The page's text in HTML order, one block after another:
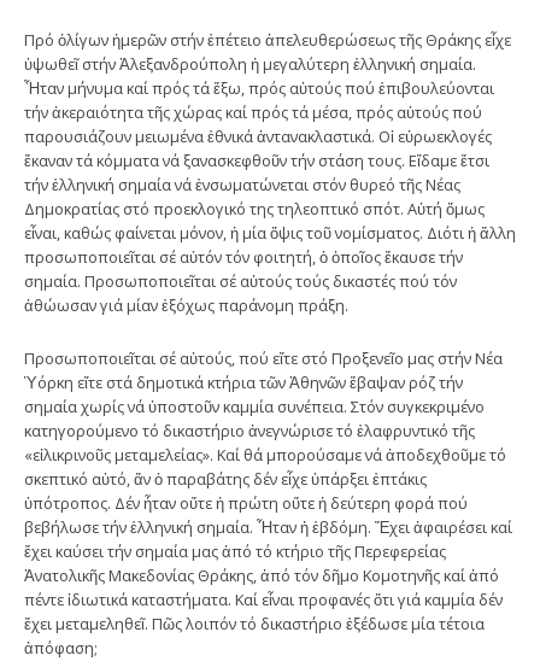
Πρό ὀλίγων ἡμερῶν στήν ἐπέτειο ἀπελευθερώσεως τῆς Θράκης εἶχε
ὑψωθεῖ στήν Ἀλεξανδρούπολη ἡ μεγαλύτερη ἑλληνική σημαία.
Ἦταν μήνυμα καί πρός τά ἔξω, πρός αὐτούς πού ἐπιβουλεύονται
τήν ἀκεραιότητα τῆς χώρας καί πρός τά μέσα, πρός αὐτούς πού
παρουσιάζουν μειωμένα ἐθνικά ἀντανακλαστικά. Οἱ εὐρωεκλογές
ἔκαναν τά κόμματα νά ξανασκεφθοῦν τήν στάση τους. Εἴδαμε ἔτσι
τήν ἑλληνική σημαία νά ἐνσωματώνεται στόν θυρεό τῆς Νέας
Δημοκρατίας στό προεκλογικό της τηλεοπτικό σπότ. Αὐτή ὅμως
εἶναι, καθώς φαίνεται μόνον, ἡ μία ὄψις τοῦ νομίσματος. Διότι ἡ ἄλλη
προσωποποιεῖται σέ αὐτόν τόν φοιτητή, ὁ ὁποῖος ἔκαυσε τήν
σημαία. Προσωποποιεῖται σέ αὐτούς τούς δικαστές πού τόν
ἀθώωσαν γιά μίαν ἐξόχως παράνομη πράξη.
Προσωποποιεῖται σέ αὐτούς, πού εἴτε στό Προξενεῖο μας στήν Νέα
Ὑόρκη εἴτε στά δημοτικά κτήρια τῶν Ἀθηνῶν ἔβαψαν ρόζ τήν
σημαία χωρίς νά ὑποστοῦν καμμία συνέπεια. Στόν συγκεκριμένο
κατηγορούμενο τό δικαστήριο ἀνεγνώρισε τό ἐλαφρυντικό τῆς
«εἰλικρινοῦς μεταμελείας». Καί θά μπορούσαμε νά ἀποδεχθοῦμε τό
σκεπτικό αὐτό, ἄν ὁ παραβάτης δέν εἶχε ὑπάρξει ἑπτάκις
ὑπότροπος. Δέν ἦταν οὔτε ἡ πρώτη οὔτε ἡ δεύτερη φορά πού
βεβήλωσε τήν ἑλληνική σημαία. Ἦταν ἡ ἑβδόμη. Ἔχει ἀφαιρέσει καί
ἔχει καύσει τήν σημαία μας ἀπό τό κτήριο τῆς Περεφερείας
Ἀνατολικῆς Μακεδονίας Θράκης, ἀπό τόν δῆμο Κομοτηνῆς καί ἀπό
πέντε ἰδιωτικά καταστήματα. Καί εἶναι προφανές ὅτι γιά καμμία δέν
ἔχει μεταμεληθεῖ. Πῶς λοιπόν τό δικαστήριο ἐξέδωσε μία τέτοια
ἀπόφαση;